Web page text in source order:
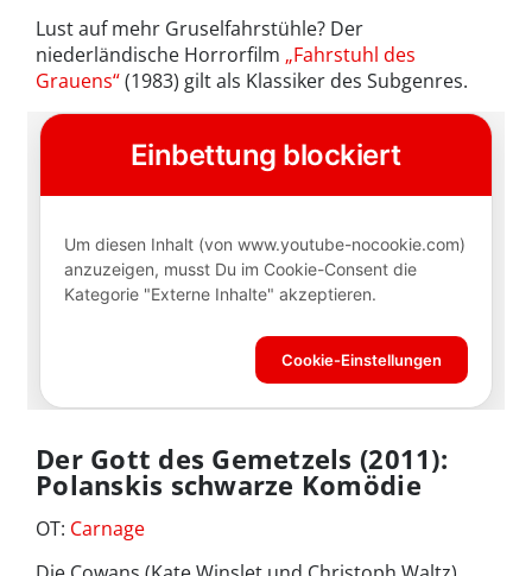
Lust auf mehr Gruselfahrstühle? Der
niederländische Horrorfilm „Fahrstuhl des
Grauens“(1983) gilt als Klassiker des Subgenres.
Der Gott des Gemetzels (2011):
Polanskis schwarze Komödie
OT: Carnage